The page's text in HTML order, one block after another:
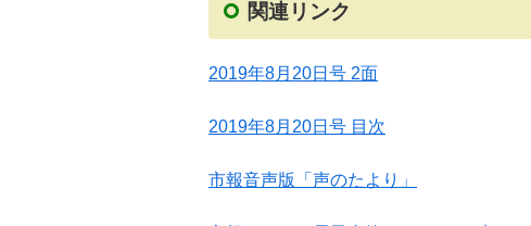
関連リンク
2019年8月20日号 2面
2019年8月20日号 目次
市報音声版「声のたより」